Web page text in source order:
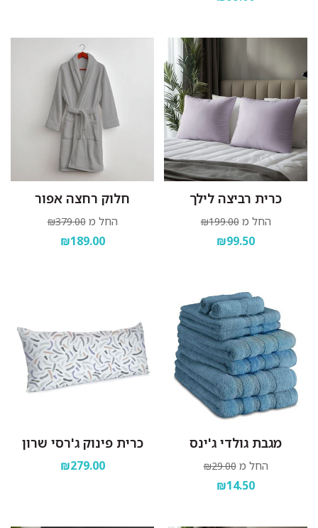
כרית רביצה לילך
החל מ ₪199.00
₪99.50
חלוק רחצה אפור
החל מ ₪379.00
₪189.00
מגבת גולדי ג'ינס
החל מ ₪29.00
₪14.50
כרית פינוק ג'רסי שרון
₪279.00